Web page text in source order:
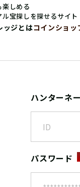
しめる
宝探しを探せるサイト
ッジとはコインショッ
ハンターネ
パスワード